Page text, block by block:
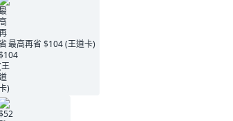
最高再省 $104 (王道卡)